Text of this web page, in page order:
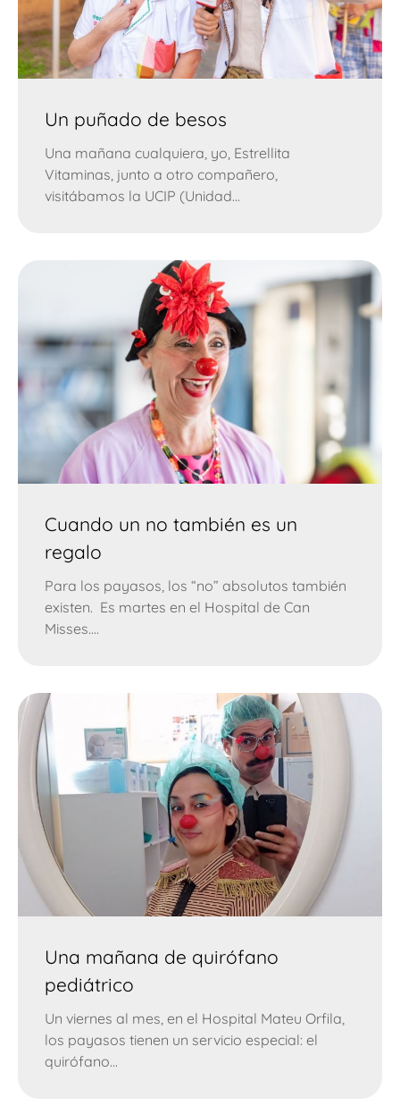
Un puñado de besos
Una mañana cualquiera, yo, Estrellita
Vitaminas, junto a otro compañero,
visitábamos la UCIP (Unidad...
Cuando un no también es un
regalo
Para los payasos, los “no” absolutos también
existen. Es martes en el Hospital de Can
Misses....
Una mañana de quirófano
pediátrico
Un viernes al mes, en el Hospital Mateu Orfila,
los payasos tienen un servicio especial: el
quirófano...